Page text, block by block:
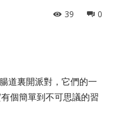
0
39
道裏開派對，它們的一
個簡單到不可思議的習